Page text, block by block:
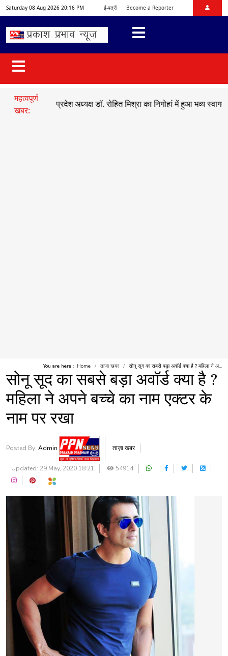
Saturday 08 Aug 2026 20:16 PM ई-पत्रों Become a Reporter
महत्वपूर्ण
खबर:
प्रदेश अध्यक्ष डॉ. रोहित मिश्रा का निगोहां में हुआ भव्य स्वागत ●सड़क
You are here : Home ताज़ा खबर सोनू सूद का सबसे बड़ा अवॉर्ड क्या है ? महिला ने अ...
सोनू सूद का सबसे बड़ा अवॉर्ड क्या है ?
महिला ने अपने बच्चे का नाम एक्टर के
नाम पर रखा
Posted By: Admin ताज़ा खबर
Updated: 29 May, 2020 18:21 54914